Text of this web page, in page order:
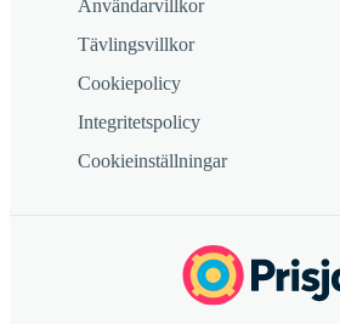
Användarvillkor
Tävlingsvillkor
Cookiepolicy
Integritetspolicy
Cookieinställningar